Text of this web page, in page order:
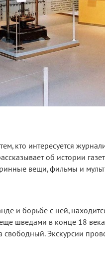
кто интересуется
об истории
вещи, фильмы и
и борьбе с ней,
шведами в конце 18
свободный. Экскурсии